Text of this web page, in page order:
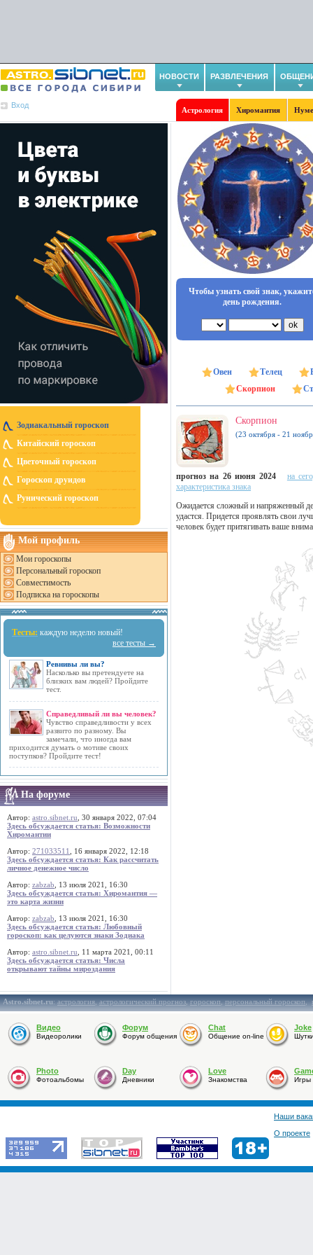
НОВОСТИ РАЗВЛЕЧЕНИЯ
Вход
Астрология Хиромантия
Зодиакальный гороскоп
Китайский гороскоп
Цветочный гороскоп
Гороскоп друидов
Рунический гороскоп
Мой профиль
Мои гороскопы
Персональный гороскоп
Совместимость
Подписка на гороскопы
Тесты: каждую неделю новый!
все тесты →
Ревнивы ли вы?
Насколько вы претендуете на
близких вам людей? Пройдите
тест.
Справедливый ли вы человек?
Чувство справедливости у всех
развито по разному. Вы
замечали, что иногда вам
приходится думать о мотиве своих
поступков? Пройдите тест!
На форуме
Автор: astro.sibnet.ru , 30 января 2022, 07:04
Здесь обсуждается статья: Возможности
Хиромантии
Автор: 271033511
, 16 января 2022, 12:18
Здесь обсуждается статья: Как рассчитать
личное денежное число
Автор: zabzab , 13 июля 2021, 16:30
Здесь обсуждается статья: Хиромантия —
это карта жизни
Автор: zabzab , 13 июля 2021, 16:30
Здесь обсуждается статья: Любовный
гороскоп: как целуются знаки Зодиака
Автор: astro.sibnet.ru , 11 марта 2021, 00:11
Здесь обсуждается статья: Числа
открывают тайны мироздания
Чтобы узнать свой знак,
день рождения.
Овен Телец
Скорпион
Скорпион
(23 октября - 21
прогноз на 26 июня 2024
на
характеристика знака
Ожидается сложный и напряженный
удастся. Придется проявлять свои
человек будет притягивать ваше
Astro.sibnet.ru:астрология,астрологический прогноз,гороскоп,персональный гороскоп,
Видео
Видеоролики
Форум
Форум общения
Chat
Общение on-line
Joke
Photo
Фотоальбомы
Day
Дневники
Love
Знакомства Игры
Наши
О проекте